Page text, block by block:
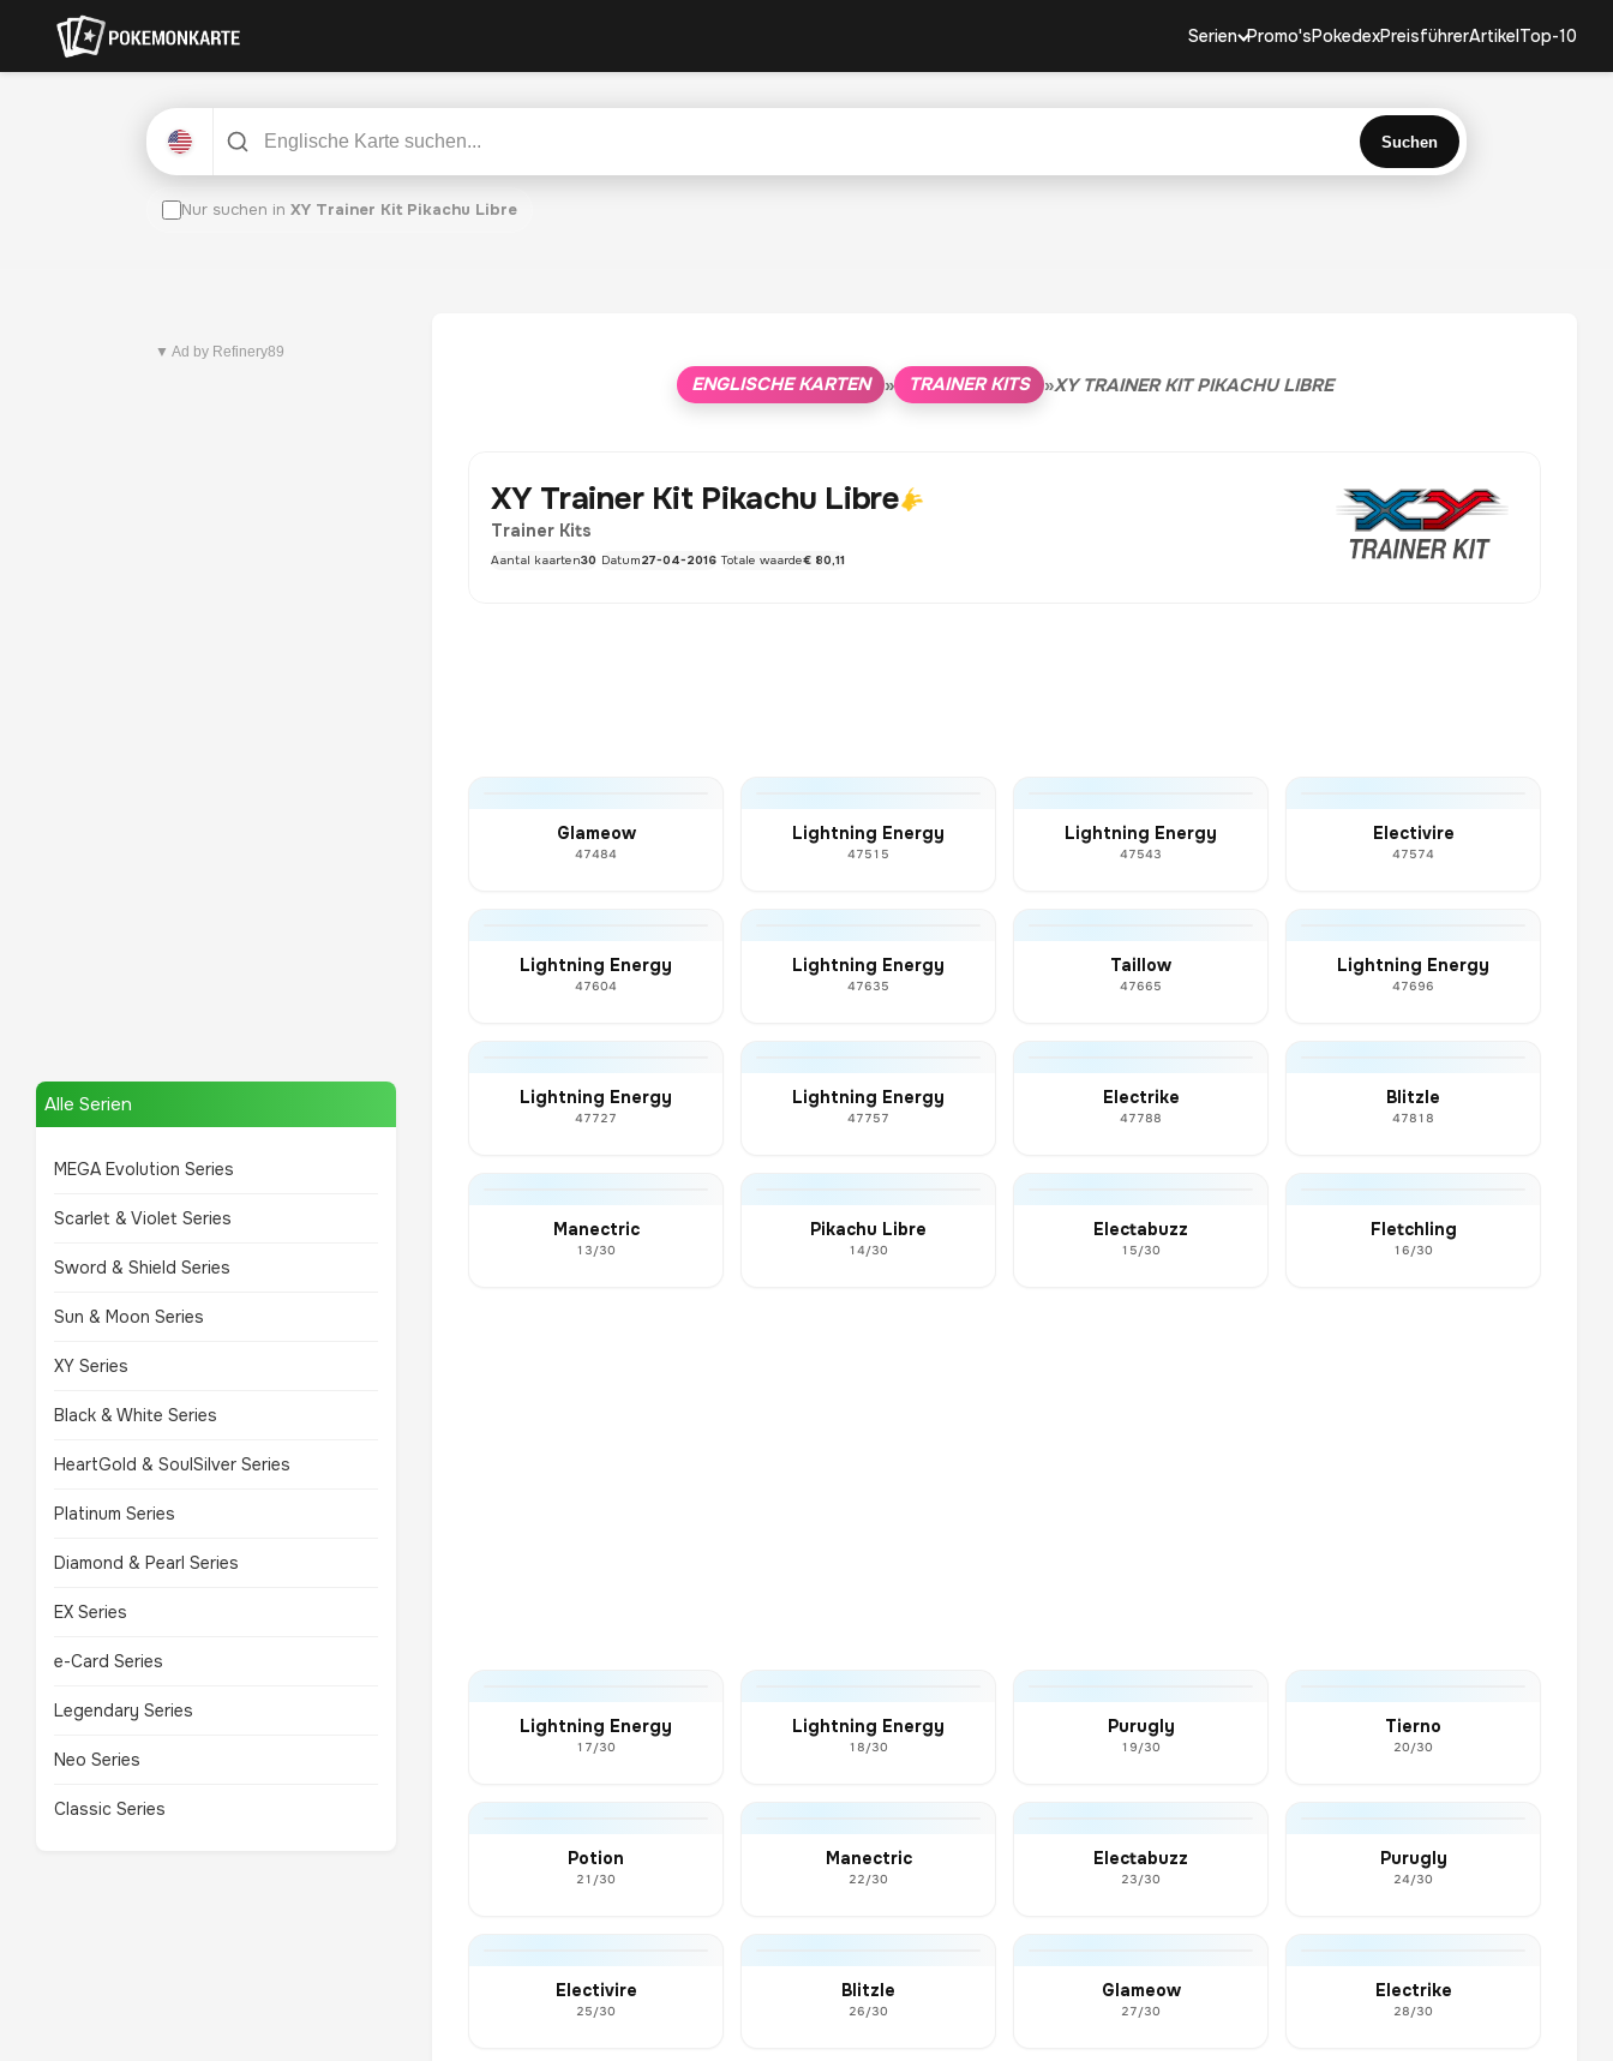
Serien Promo'sPokedexPreisführerArtikelTop-10
Suchen
Nur suchen in XY Trainer Kit Pikachu Libre
▼ Ad by Refinery89
Alle Serien
MEGA Evolution Series
Scarlet & Violet Series
Sword & Shield Series
Sun & Moon Series
XY Series
Black & White Series
HeartGold & SoulSilver Series
Platinum Series
Diamond & Pearl Series
EX Series
e-Card Series
Legendary Series
Neo Series
Classic Series
ENGLISCHE KARTEN » TRAINER KITS »XY TRAINER KIT PIKACHU LIBRE
XY Trainer Kit Pikachu Libre
Trainer Kits
Aantal kaarten30 Datum27-04-2016 Totale waarde€ 80,11
Glameow
47484
Lightning Energy
47515
Lightning Energy
47543
Electivire
47574
Lightning Energy
47604
Lightning Energy
47635
Taillow
47665
Lightning Energy
47696
Lightning Energy
47727
Lightning Energy
47757
Electrike
47788
Blitzle
47818
Manectric
13/30
Pikachu Libre
14/30
Electabuzz
15/30
Fletchling
16/30
Lightning Energy
17/30
Lightning Energy
18/30
Purugly
19/30
Tierno
20/30
Potion
21/30
Manectric
22/30
Electabuzz
23/30
Purugly
24/30
Electivire
25/30
Blitzle
26/30
Glameow
27/30
Electrike
28/30